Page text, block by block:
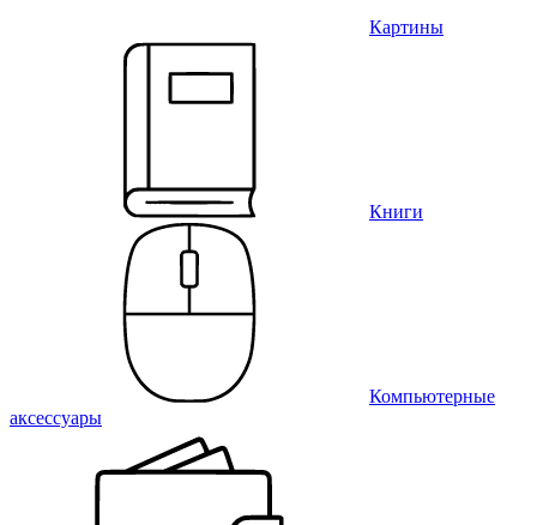
Картины
Книги
Компьютерные
аксессуары